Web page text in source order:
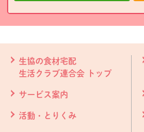
生協の食材宅配
生活クラブ連合会 トップ
サービス案内
活動・とりくみ